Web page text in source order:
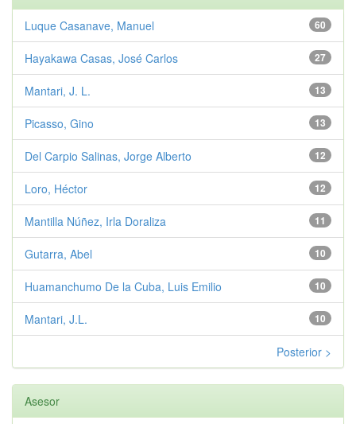
60
Luque Casanave, Manuel
27
Hayakawa Casas, José Carlos
13
Mantari, J. L.
13
Picasso, Gino
12
Del Carpio Salinas, Jorge Alberto
12
Loro, Héctor
11
Mantilla Núñez, Irla Doraliza
10
Gutarra, Abel
10
Huamanchumo De la Cuba, Luis Emilio
10
Mantari, J.L.
Posterior >
Asesor